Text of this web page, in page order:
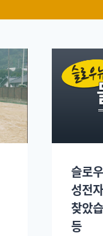
슬로
성전
찾았
등